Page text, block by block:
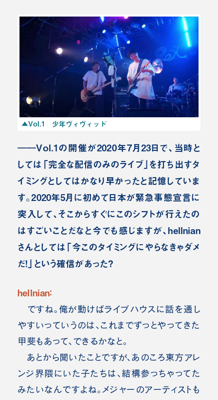
▲Vol.1 少年ヴィヴィッド
――Vol.1の開催が2020年7月23日で、当時と
しては「完全な配信のみのライブ」を打ち出すタ
イミングとしてはかなり早かったと記憶していま
す。2020年5月に初めて日本が緊急事態宣言に
突入して、そこからすぐにこのシフトが行えたの
はすごいことだなと今でも感じますが、hellnian
さんとしては「今このタイミングにやらなきゃダメ
だ！」という確信があった？
hellnian：
ですね。俺が動けばライブハウスに話を通し
やすいっていうのは、これまでずっとやってきた
甲斐もあって、できるかなと。
あとから聞いたことですが、あのころ東方アレ
ンジ界隈にいた子たちは、結構参っちゃってた
みたいなんですよね。メジャーのアーティストも